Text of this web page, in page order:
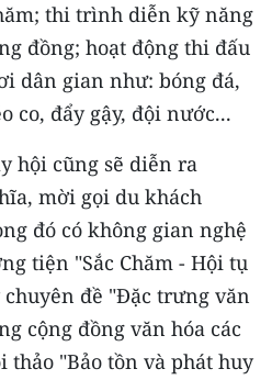
thi trình diễn kỹ năng
đồng; hoạt động thi đấu
dân gian như: bóng đá,
co, đẩy gậy, đội nước...
hội cũng sẽ diễn ra
mời gọi du khách
đó có không gian nghệ
tiện "Sắc Chăm - Hội tụ
đề "Đặc trưng văn
cộng đồng văn hóa các
thảo "Bảo tồn và phát huy